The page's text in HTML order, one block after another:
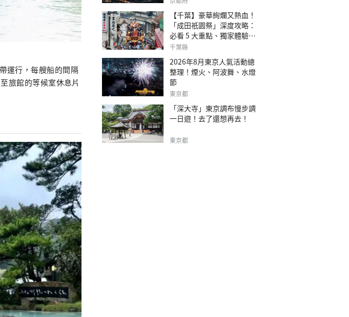
運行，每艘船的間隔
旅館的等候室休息片
【千葉】豪華絢爛又熱血！
「成田祇園祭」深度攻略：
必看 5 大重點、獨家體驗指
南
千葉縣
2026年8月東京人氣活動總
整理！煙火、阿波舞、水燈
節
東京都
「深大寺」東京調布慢步調
一日遊！去了還想再去！
東京都